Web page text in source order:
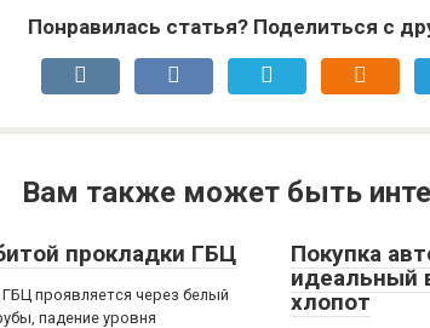
Понравилась статья? Поделиться с
Вам также может быть
прокладки ГБЦ
проявляется через белый
падение уровня
Покупка
идеальный
хлопот